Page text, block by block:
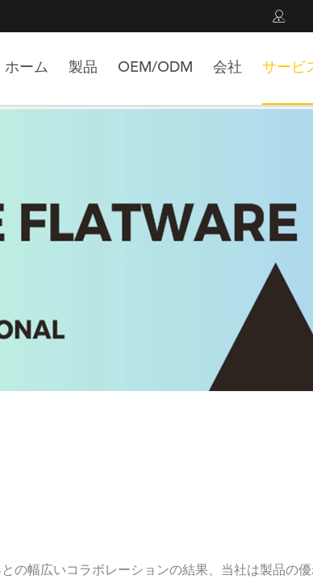

ホーム 製品 OEM/ODM 会社 サービ
の幅広いコラボレーションの結果、当社は製品の